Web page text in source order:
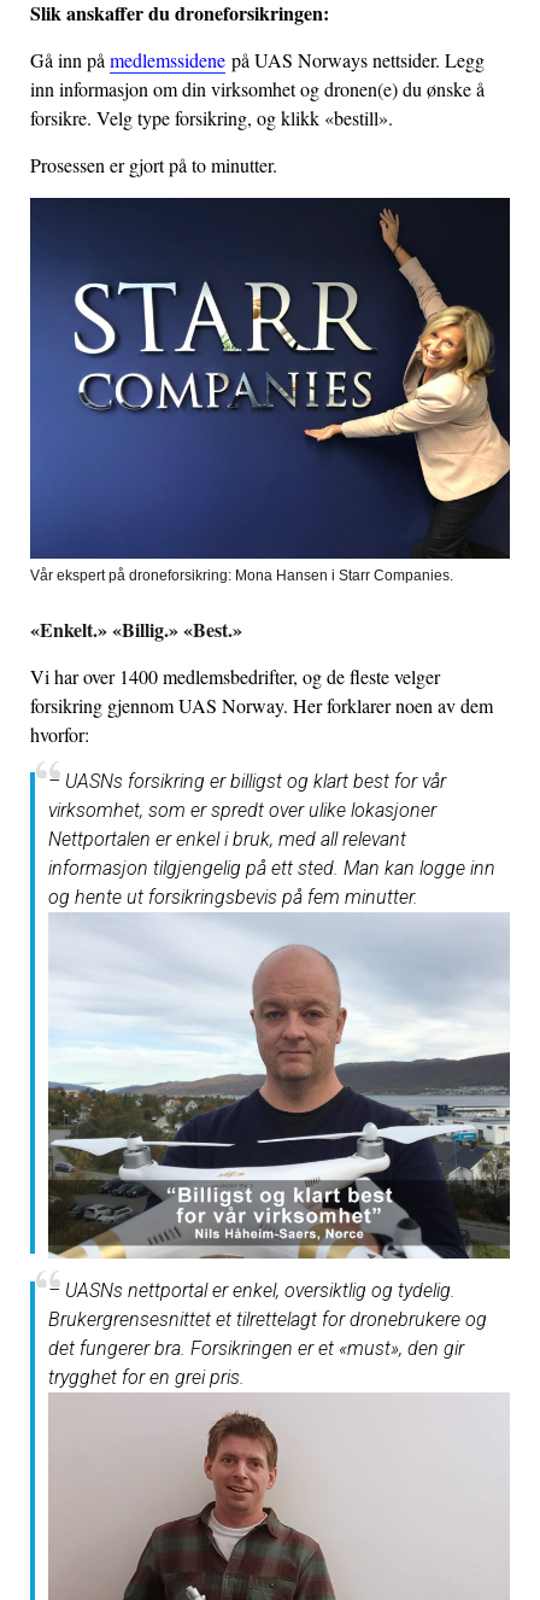
Slik anskaffer du droneforsikringen:
Gå inn påmedlemssidene på UAS Norways nettsider. Legg
inn informasjon om din virksomhet og dronen(e) du ønske å
forsikre. Velg type forsikring, og klikk «bestill».
Prosessen er gjort på to minutter.
Vår ekspert på droneforsikring: Mona Hansen i Starr Companies.
«Enkelt.» «Billig.» «Best.»
Vi har over 1400 medlemsbedrifter, og de fleste velger
forsikring gjennom UAS Norway. Her forklarer noen av dem
hvorfor:
– UASNs forsikring er billigst og klart best for vår
virksomhet, som er spredt over ulike lokasjoner
Nettportalen er enkel i bruk, med all relevant
informasjon tilgjengelig på ett sted. Man kan logge inn
og hente ut forsikringsbevis på fem minutter.
– UASNs nettportal er enkel, oversiktlig og tydelig.
Brukergrensesnittet et tilrettelagt for dronebrukere og
det fungerer bra. Forsikringen er et «must», den gir
trygghet for en grei pris.